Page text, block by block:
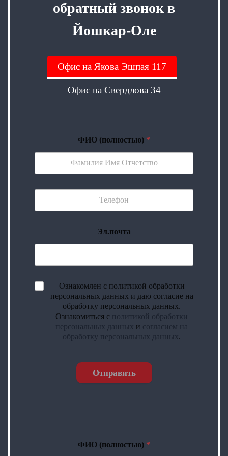
обратный звонок в
Йошкар-Оле
Офис на Якова Эшпая 117
Офис на Свердлова 34
ФИО (полностью) *
Эл.почта
Ознакомлен с политикой обработки
персональных данных и даю согласие на
обработку персональных данных.
Ознакомиться с политикой обработки
персональных данных и согласием на
обработку персональных данных.
Отправить
ФИО (полностью) *